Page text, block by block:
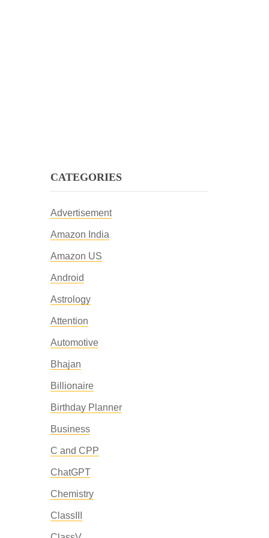
CATEGORIES
Advertisement
Amazon India
Amazon US
Android
Astrology
Attention
Automotive
Bhajan
Billionaire
Birthday Planner
Business
C and CPP
ChatGPT
Chemistry
ClassIII